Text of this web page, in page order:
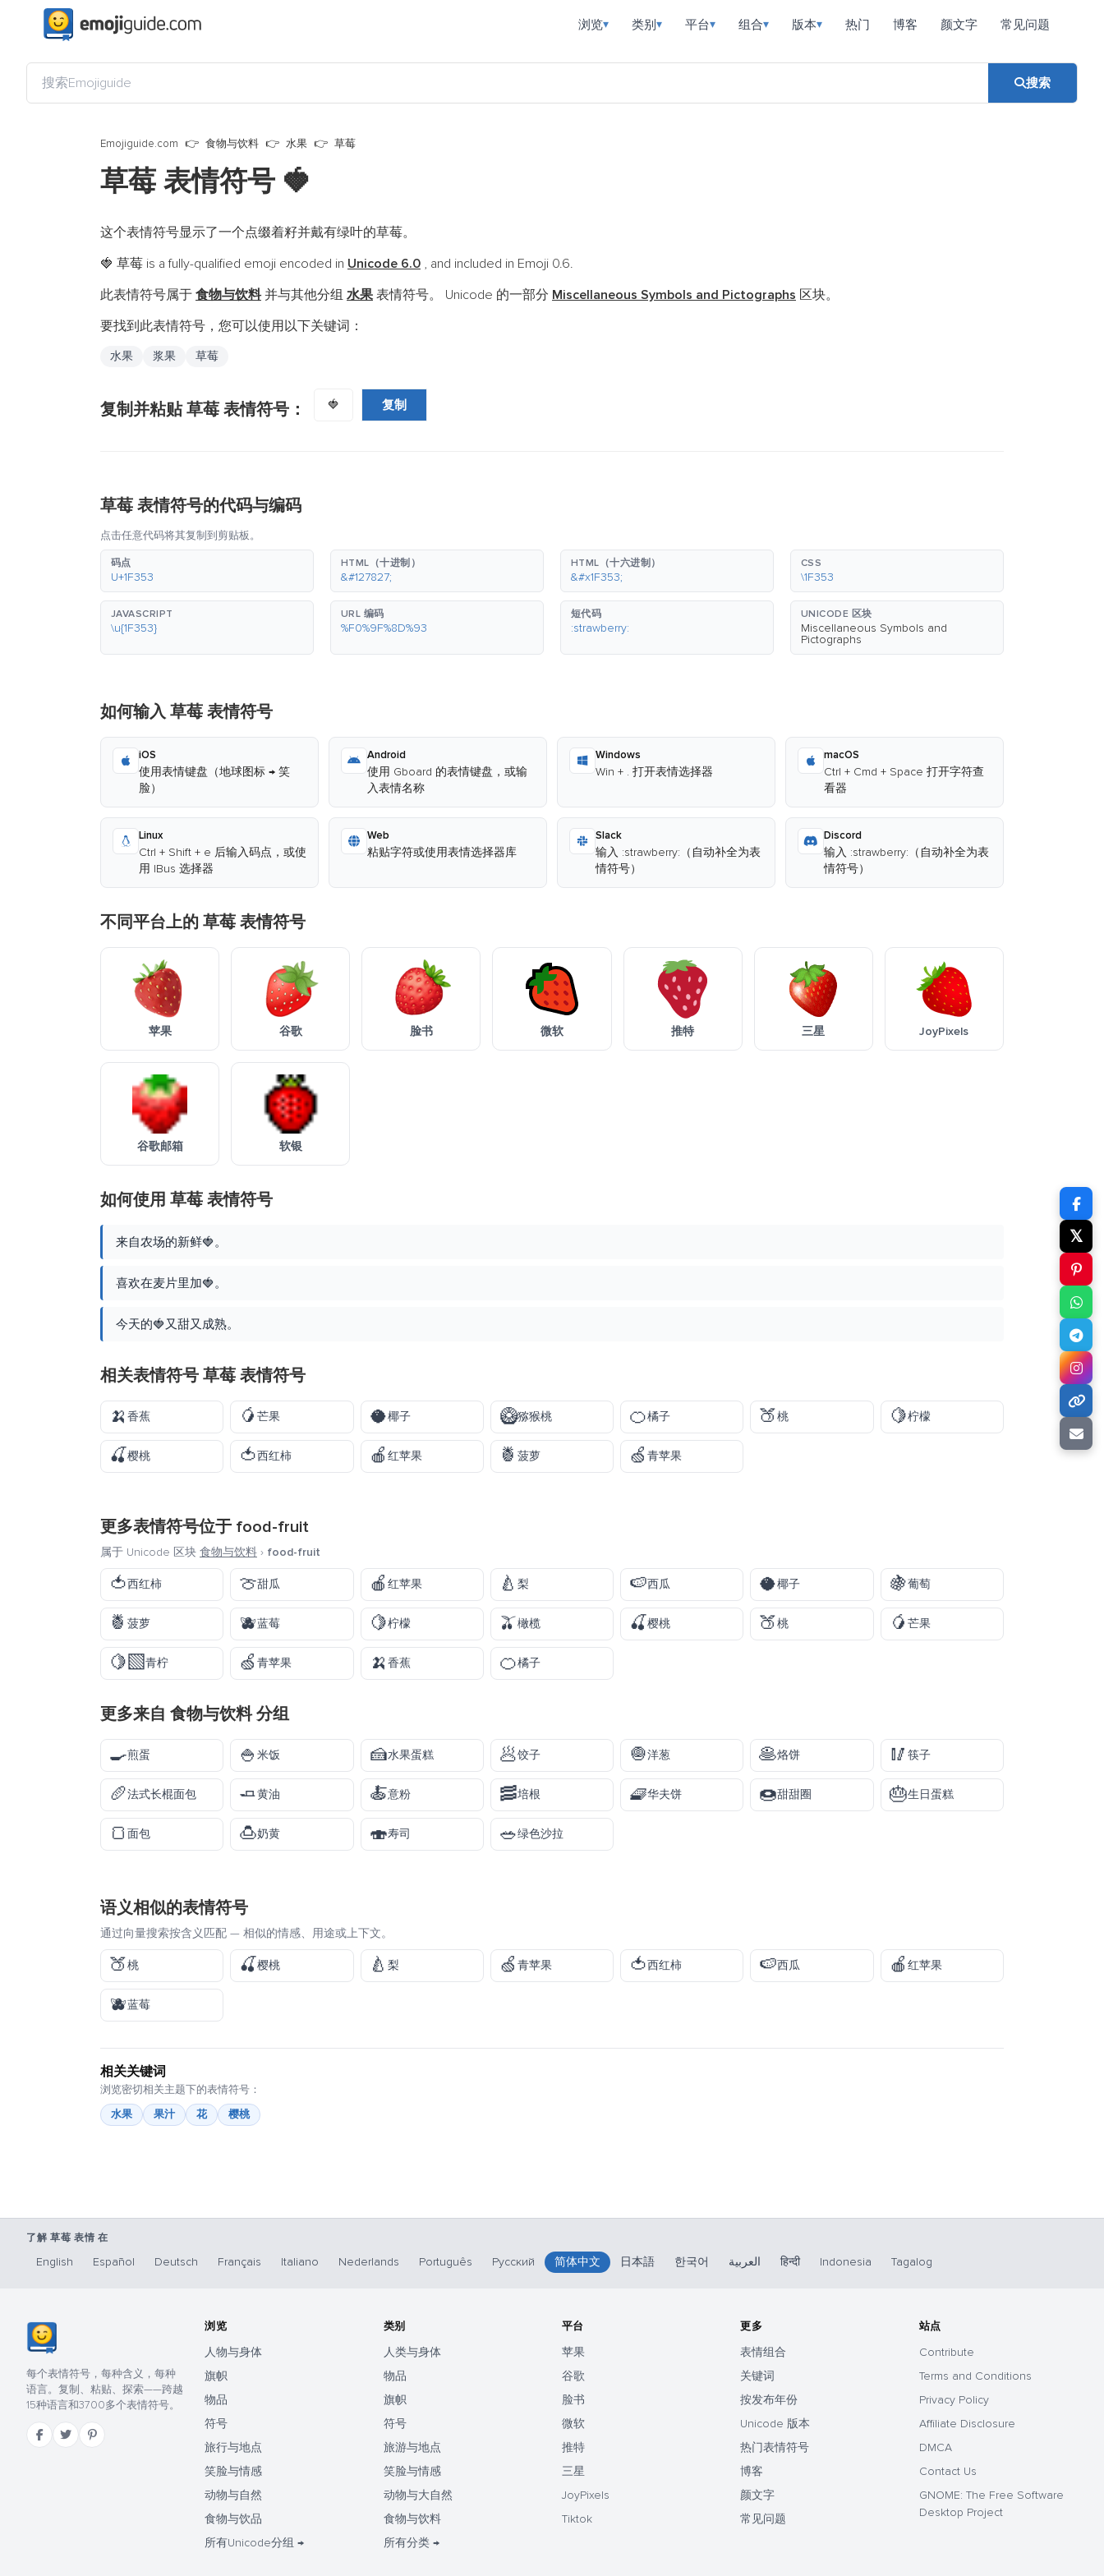
浏览▾ 类别 ▾ 平台▾ 组合▾ 版本▾ 热门 博客 颜文字 常见问题
搜索
Emojiguide.com 食物与饮料 水果 草莓
草莓 表情符号 🍓
这个表情符号显示了一个点缀着籽并戴有绿叶的草莓。
🍓 草莓 is a fully-qualified emoji encoded in Unicode 6.0 , and included in Emoji 0.6.
此表情符号属于 食物与饮料并与其他分组 水果 表情符号。 Unicode 的一部分 Miscellaneous Symbols and Pictographs 区块。
要找到此表情符号，您可以使用以下关键词：
水果 浆果 草莓
复制并粘贴 草莓 表情符号： 🍓 复制
草莓 表情符号的代码与编码
点击任意代码将其复制到剪贴板。
码点
U+1F353
HTML（十进制）
&#127827;
HTML（十六进制）
&#x1F353;
CSS
\1F353
JAVASCRIPT
\u{1F353}
URL 编码
%F0%9F%8D%93
短代码
:strawberry:
UNICODE 区块
Miscellaneous Symbols and
Pictographs
如何输入 草莓 表情符号
iOS
使用表情键盘（地球图标 → 笑
脸）
Android
使用 Gboard 的表情键盘，或输
入表情名称
Windows
Win + . 打开表情选择器
macOS
Ctrl + Cmd + Space 打开字符查
看器
Linux
Ctrl + Shift + e 后输入码点，或使
用 IBus 选择器
Web
粘贴字符或使用表情选择器库
Slack
输入 :strawberry:（自动补全为表
情符号）
Discord
输入 :strawberry:（自动补全为表
情符号）
不同平台上的 草莓 表情符号
苹果 谷歌 脸书 微软 推特 三星 JoyPixels
谷歌邮箱 软银
如何使用 草莓 表情符号
来自农场的新鲜🍓。
喜欢在麦片里加🍓。
今天的🍓又甜又成熟。
相关表情符号 草莓 表情符号
🍌 香蕉 🥭芒果 🥥椰子 🥝猕猴桃 🍊橘子 🍑桃 🍋柠檬
🍒 樱桃 🍅西红柿 🍎 红苹果 🍍 菠萝 🍏青苹果
更多表情符号位于 food-fruit
属于 Unicode 区块 食物与饮料 › food-fruit
🍅西红柿 🍈甜瓜 🍎 红苹果 🍐 梨 🍉西瓜 🥥椰子 🍇葡萄
🍍 菠萝 🫐蓝莓 🍋柠檬 🫒橄榄 🍒樱桃 🍑桃 🥭 芒果
🍋‍🟩青柠 🍏青苹果 🍌 香蕉 🍊橘子
更多来自 食物与饮料分组
🍳煎蛋 🍚米饭 🍰水果蛋糕 🥟饺子 🧅洋葱 🥞烙饼 🥢 筷子
🥖法式长棍面包 🧈黄油 🍝意粉 🥓培根 🧇华夫饼 🍩甜甜圈 🎂生日蛋糕
🍞 面包 🍮奶黄 🍣寿司 🥗绿色沙拉
语义相似的表情符号
通过向量搜索按含义匹配 — 相似的情感、用途或上下文。
🍑桃 🍒樱桃 🍐 梨 🍏 青苹果 🍅西红柿 🍉西瓜 🍎 红苹果
🫐蓝莓
相关关键词
浏览密切相关主题下的表情符号：
水果
果汁 花 樱桃
𝕏
了解 草莓 表情 在
English Español Deutsch Français Italiano Nederlands Português Русский 简体中文 日本語 한국어 العربية हिन्दी Indonesia Tagalog
每个表情符号，每种含义，每种
语言。复制、粘贴、探索——跨越
15种语言和3700多个表情符号。
浏览
人物与身体
旗帜
物品
符号
旅行与地点
笑脸与情感
动物与自然
食物与饮品
所有Unicode分组 →
类别
人类与身体
物品
旗帜
符号
旅游与地点
笑脸与情感
动物与大自然
食物与饮料
所有分类 →
平台
苹果
谷歌
脸书
微软
推特
三星
JoyPixels
Tiktok
更多
表情组合
关键词
按发布年份
Unicode 版本
热门表情符号
博客
颜文字
常见问题
站点
Contribute
Terms and Conditions
Privacy Policy
Affiliate Disclosure
DMCA
Contact Us
GNOME: The Free Software
Desktop Project